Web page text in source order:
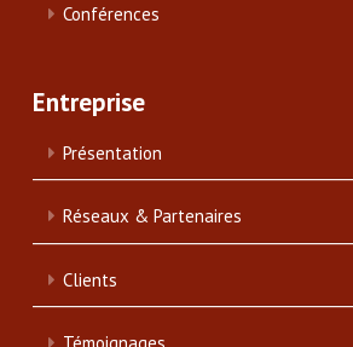
Conférences
Entreprise
Présentation
Réseaux & Partenaires
Clients